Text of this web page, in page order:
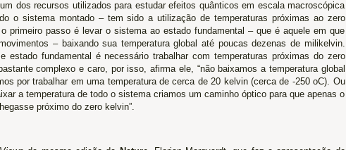
dos recursos utilizados para estudar efeitos quânticos em escala macroscópica
o sistema montado – tem sido a utilização de temperaturas próximas ao zero
primeiro passo é levar o sistema ao estado fundamental – que é aquele em que
– baixando sua temperatura global até poucas dezenas de milikelvin.
estado fundamental é necessário trabalhar com temperaturas próximas do zero
complexo e caro, por isso, afirma ele, “não baixamos a temperatura global
por trabalhar em uma temperatura de cerca de 20 kelvin (cerca de -250 oC). Ou
a temperatura de todo o sistema criamos um caminho óptico para que apenas o
próximo do zero kelvin”.